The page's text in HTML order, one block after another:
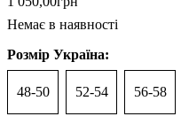
Немає в наявності
Розмір Україна:
48-50 52-54 56-58